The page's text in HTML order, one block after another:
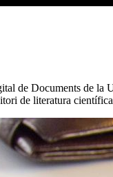
de Documents de la
de literatura